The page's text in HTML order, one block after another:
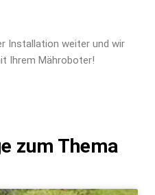
Installation weiter und wir
Ihrem Mähroboter!
zum Thema